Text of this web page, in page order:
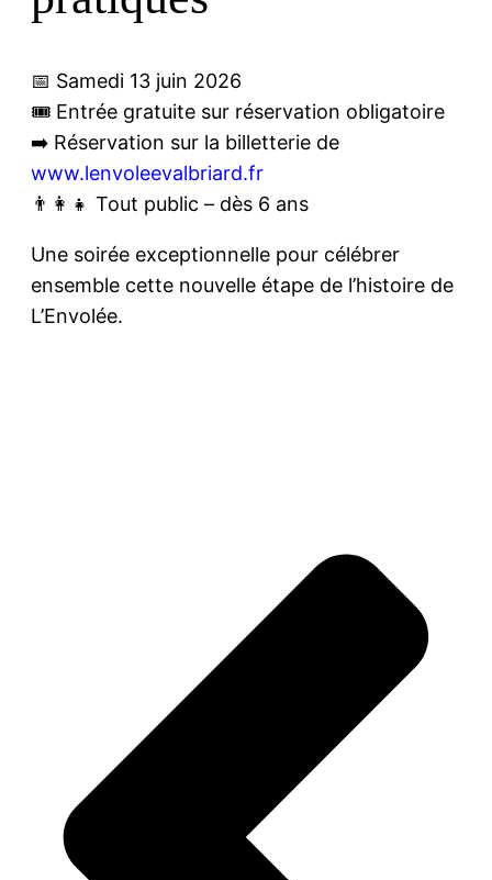
📅 Samedi 13 juin 2026
🎟️ Entrée gratuite sur réservation obligatoire
➡️ Réservation sur la billetterie de
www.lenvoleevalbriard.fr
👨‍👩‍👧 Tout public – dès 6 ans
Une soirée exceptionnelle pour célébrer
ensemble cette nouvelle étape de l’histoire de
L’Envolée.